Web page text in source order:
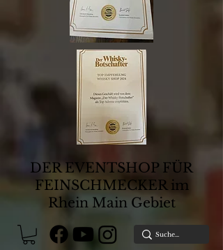
DER EVENTSHOP FÜR
FEINSCHMECKER im
Rhein Main Gebiet